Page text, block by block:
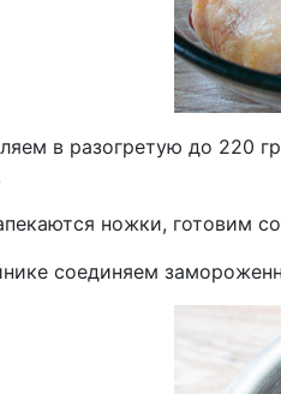
в разогретую до 220
ножки, готовим
соединяем